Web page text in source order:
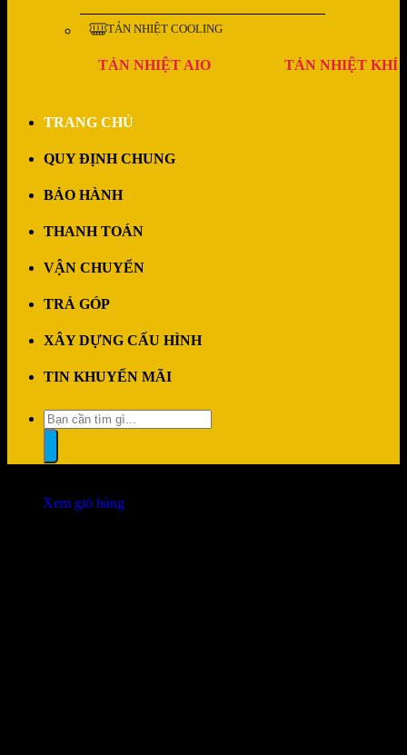
TẢN NHIỆT COOLING
TẢN NHIỆT AIO TẢN NHIỆT KHÍ
TRANG CHỦ
QUY ĐỊNH CHUNG
BẢO HÀNH
THANH TOÁN
VẬN CHUYỂN
TRẢ GÓP
XÂY DỰNG CẤU HÌNH
TIN KHUYẾN MÃI
Tìm
kiếm:
Xem giỏ hàng